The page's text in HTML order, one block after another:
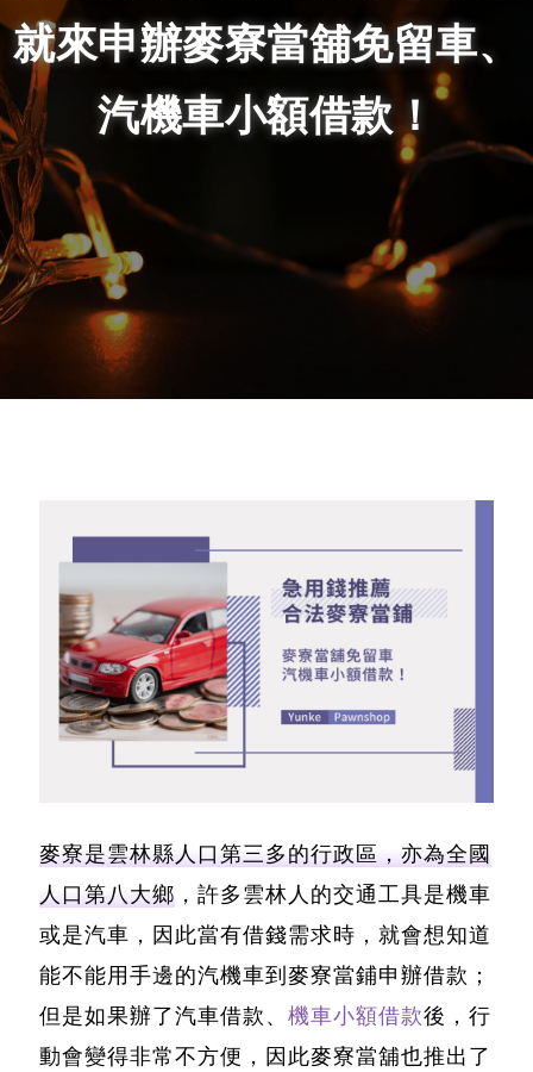
就來申辦麥寮當舖免留車、
汽機車小額借款！
麥寮是雲林縣人口第三多的行政區，亦為全國
人口第八大鄉 ，許多雲林人的交通工具是機車
或是汽車，因此當有借錢需求時，就會想知道
能不能用手邊的汽機車到麥寮當鋪申辦借款 ；
但是如果辦了汽車借款、 機車小額借款後，行
動會變得非常不方便，因此麥寮當舖也推出了